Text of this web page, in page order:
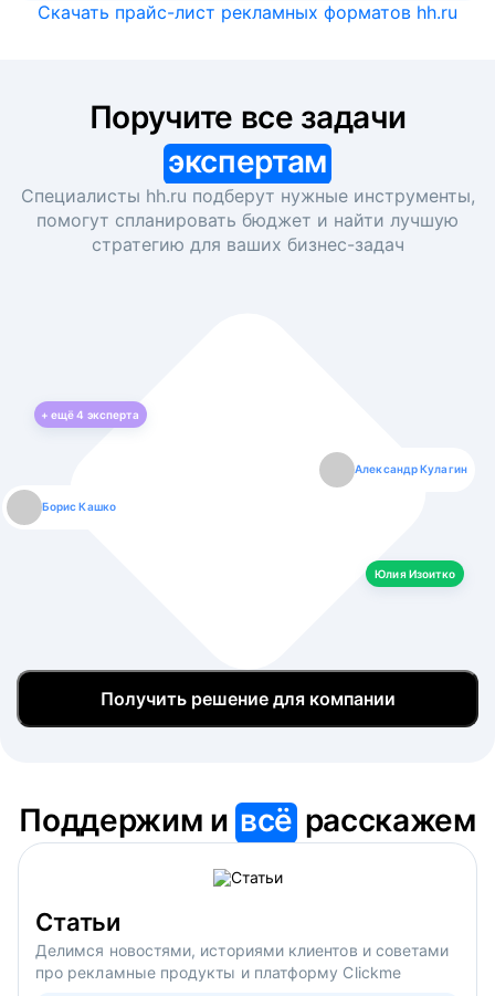
Скачать прайс-лист рекламных форматов hh.ru
экспертам
Специалисты hh.ru подберут нужные инструменты,
помогут спланировать бюджет и найти лучшую
стратегию для ваших бизнес-задач
+ ещё4 эксперта
Борис Кашко
Александр Кулагин
Юлия Изоитко
Юлия Изоитко
Даниил Макаров
Александр Кулагин
Екатерина Лазаренко
Даниил Макаров
Борис Кашко
Екатерина Лазаренко
Юлия Изоитко
Получить решение для компании
Поддержим ивсё расскажем
Статьи
Делимся новостями, историями клиентов и советами
про рекламные продукты и платформу Clickme